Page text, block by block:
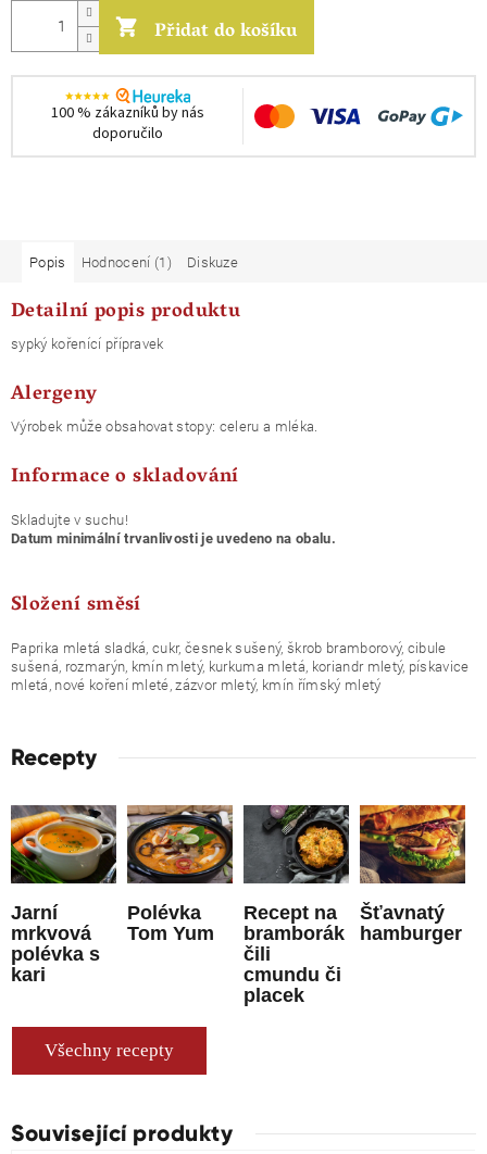
Přidat do košíku
100 % zákazníků by nás
doporučilo
Související produkty
Popis Hodnocení (1) Diskuze
Detailní popis produktu
sypký kořenící přípravek
Alergeny
Výrobek může obsahovat stopy: celeru a mléka.
Informace o skladování
Skladujte v suchu!
Datum minimální trvanlivosti je uvedeno na obalu.
Složení směsí
Paprika mletá sladká, cukr, česnek sušený, škrob bramborový, cibule
sušená, rozmarýn, kmín mletý, kurkuma mletá, koriandr mletý, pískavice
mletá, nové koření mleté, zázvor mletý, kmín římský mletý
Recepty
Jarní
mrkvová
polévka s
kari
Polévka
Tom Yum
Recept na
bramborák
čili
cmundu či
placek
Šťavnatý
hamburger
Všechny recepty